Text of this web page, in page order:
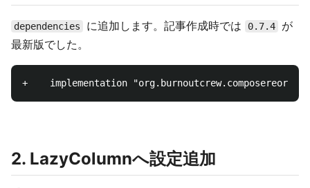
dependencies に追加します。記事作成時では 0.7.4
が
最新版でした。
2. LazyColumnへ設定追加